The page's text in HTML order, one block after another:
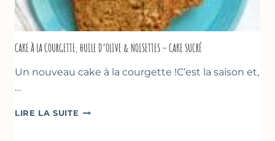
CAKE À LA COURGETTE, HUILE D’OLIVE & NOISETTES – CAKE SUCRÉ
Un nouveau cake à la courgette !C’est la saison et,
…
LIRE LA SUITE CAKE